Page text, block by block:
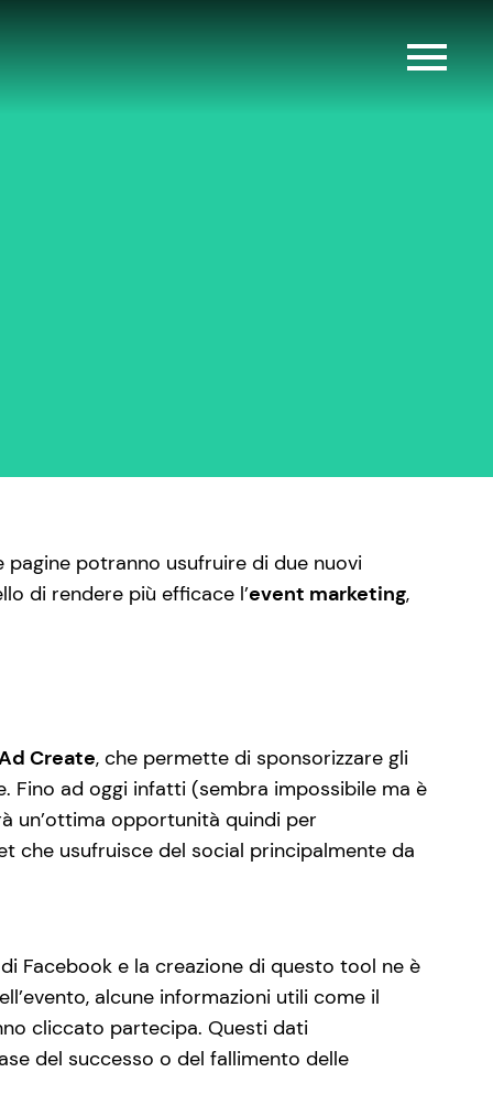
potranno usufruire di due nuovi
di rendere più efficace l’event marketing,
Create, che permette di sponsorizzare gli
Fino ad oggi infatti (sembra impossibile ma è
un’ottima opportunità quindi per
che usufruisce del social principalmente da
Facebook e la creazione di questo tool ne è
alcune informazioni utili come il
cliccato partecipa. Questi dati
del successo o del fallimento delle